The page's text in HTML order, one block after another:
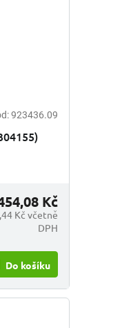
923436.09
Kč včetně
DPH
Kč
Do košíku